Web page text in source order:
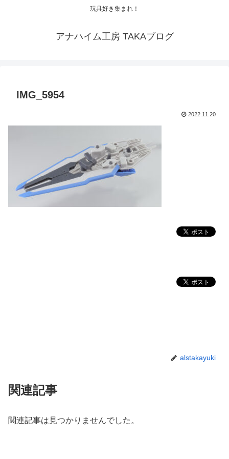
玩具好き集まれ！
アナハイム工房 TAKAブログ
IMG_5954
2022.11.20
alstakayuki
関連記事
関連記事は見つかりませんでした。